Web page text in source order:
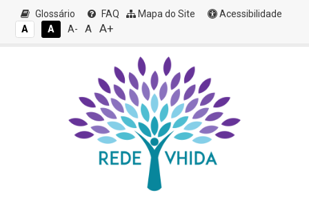
Glossário FAQ Mapa do Site
Acessibilidade
A
A A- A A+